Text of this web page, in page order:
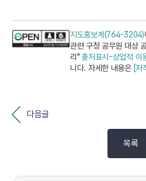
지도홍보계(764-3204)
관련 구청 공무원 대상
리" 출처표시-상업적 이
니다. 자세한 내용은 [저
다음글
목록